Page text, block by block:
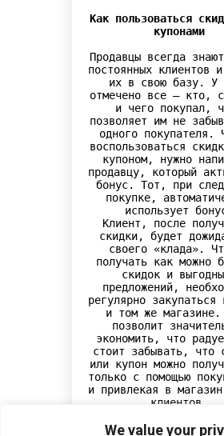
We value your
Как пользоваться
купонами
Продавцы всегда
постоянных клиентов
их в свою базу. У
отмечено все – кто,
и чего покупал,
позволяет им не
одного покупателя.
воспользоваться
купоном, нужно
продавцу, который
бонус. Тот, при
покупке,
использует
Клиент, после
скидки, будет
своего «клада».
получать как можно
скидок и
предложений,
регулярно закупаться
и том же магазине.
позволит
экономить, что
стоит забывать, что
или купон можно
только с помощью
и привлекая в
клиентов.